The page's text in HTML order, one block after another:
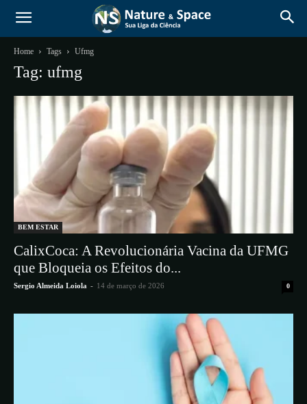
Home Tags Ufmg
Tag: ufmg
BEM ESTAR
CalixCoca: A Revolucionária Vacina da UFMG
que Bloqueia os Efeitos do...
Sergio Almeida Loiola - 14 de março de 2026 0